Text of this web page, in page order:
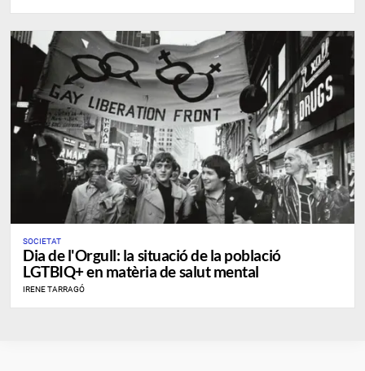
SOCIETAT
Dia de l'Orgull: la situació de la població
LGTBIQ+ en matèria de salut mental
IRENE TARRAGÓ